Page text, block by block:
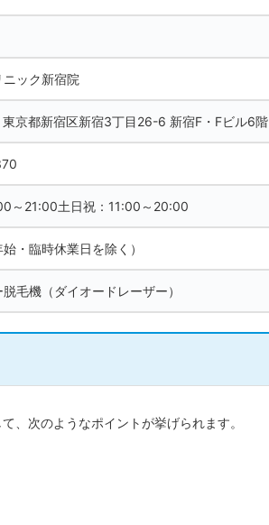
ック新宿院
京都新宿区新宿3丁目26-6 新宿F・Fビル6階
～21:00土日祝：11:00～20:00
・臨時休業日を除く）
毛機（ダイオードレーザー）
、次のようなポイントが挙げられます。